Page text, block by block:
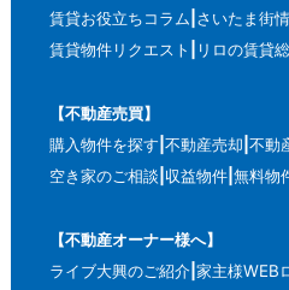
賃貸お役立ちコラム さいたま街
賃貸物件リクエスト
リロの賃貸
【不動産売買】
購入物件を探す 不動産売却 不動
空き家のご相談 収益物件 無料物
【不動産オーナー様へ】
ライブ大興のご紹介 家主様WEB